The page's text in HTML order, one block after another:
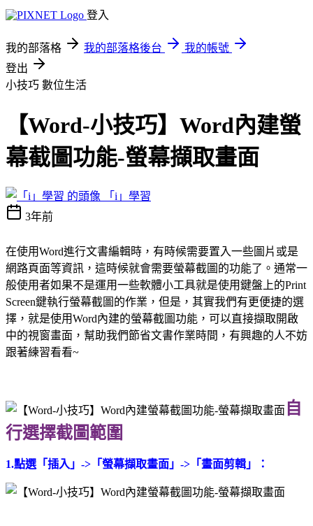
登入
我的部落格 我的部落格後台
我的帳號
登出
小技巧 數位生活
【Word-小技巧】Word內建螢
幕截圖功能-螢幕擷取畫面
「i」學習
3年前
在使用Word進行文書編輯時，有時候需要置入一些圖片或是
網路頁面等資訊，這時候就會需要螢幕截圖的功能了。通常一
般使用者如果不是運用一些軟體小工具就是使用鍵盤上的Print
Screen鍵執行螢幕截圖的作業，但是，其實我們有更便捷的選
擇，就是使用Word內建的螢幕截圖功能，可以直接擷取開啟
中的視窗畫面，幫助我們節省文書作業時間，有興趣的人不妨
跟著練習看看~
自
行選擇截圖範圍
1.點選「插入」->「螢幕擷取畫面」->「畫面剪輯」：